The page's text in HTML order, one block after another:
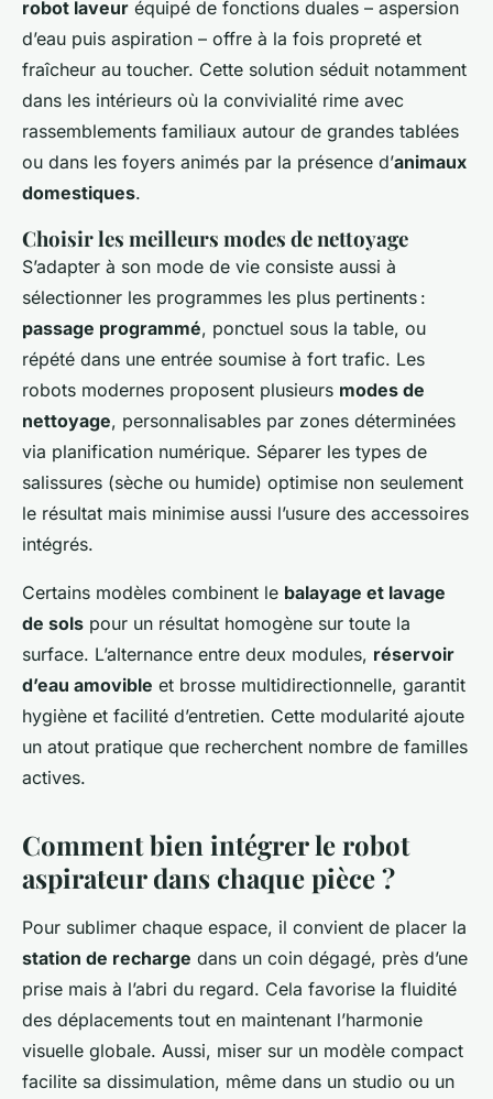
robot laveur équipé de fonctions duales – aspersion
d’eau puis aspiration – offre à la fois propreté et
fraîcheur au toucher. Cette solution séduit notamment
dans les intérieurs où la convivialité rime avec
rassemblements familiaux autour de grandes tablées
ou dans les foyers animés par la présence d’animaux
domestiques.
Choisir les meilleurs modes de nettoyage
S’adapter à son mode de vie consiste aussi à
sélectionner les programmes les plus pertinents :
passage programmé, ponctuel sous la table, ou
répété dans une entrée soumise à fort trafic. Les
robots modernes proposent plusieurs modes de
nettoyage, personnalisables par zones déterminées
via planification numérique. Séparer les types de
salissures (sèche ou humide) optimise non seulement
le résultat mais minimise aussi l’usure des accessoires
intégrés.
Certains modèles combinent le balayage et lavage
de sols pour un résultat homogène sur toute la
surface. L’alternance entre deux modules, réservoir
d’eau amovible et brosse multidirectionnelle, garantit
hygiène et facilité d’entretien. Cette modularité ajoute
un atout pratique que recherchent nombre de familles
actives.
Comment bien intégrer le robot
aspirateur dans chaque pièce ?
Pour sublimer chaque espace, il convient de placer la
station de recharge dans un coin dégagé, près d’une
prise mais à l’abri du regard. Cela favorise la fluidité
des déplacements tout en maintenant l’harmonie
visuelle globale. Aussi, miser sur un modèle compact
facilite sa dissimulation, même dans un studio ou un